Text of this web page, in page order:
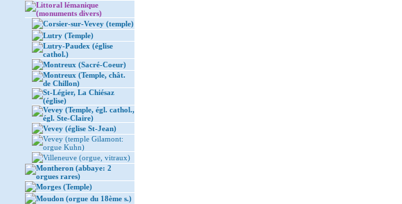
Littoral lémanique
(monuments divers)
Corsier-sur-Vevey (temple)
Lutry (Temple)
Lutry-Paudex (église
cathol.)
Montreux (Sacré-Coeur)
Montreux (Temple, chât.
de Chillon)
St-Légier, La Chiésaz
(église)
Vevey (Temple, égl. cathol.,
égl. Ste-Claire)
Vevey (église St-Jean)
Vevey (temple Gilamont:
orgue Kuhn)
Villeneuve (orgue, vitraux)
Montheron (abbaye: 2
orgues rares)
Morges (Temple)
Moudon (orgue du 18ème s.)